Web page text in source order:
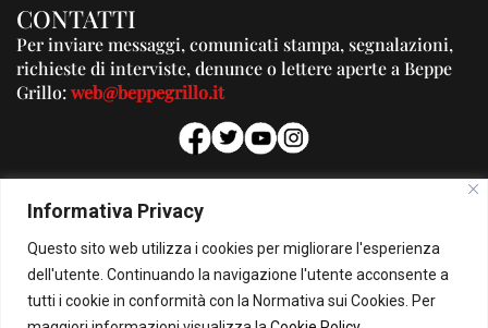
Informativa Privacy
Questo sito web utilizza i cookies per migliorare l'esperienza
dell'utente. Continuando la navigazione l'utente acconsente a
tutti i cookie in conformità con la Normativa sui Cookies. Per
CONTATTI
Per inviare messaggi, comunicati stampa, segnalazioni,
richieste di interviste, denunce o lettere aperte a Beppe
Grillo:web@beppegrillo.it
PUBBLICITA'
Per la tua pubblicità su questo Blog:
pubblicita@beppegrillo.it
HOMEPAGE COOKIE POLICY PRIVACY POLICY CONTATTI